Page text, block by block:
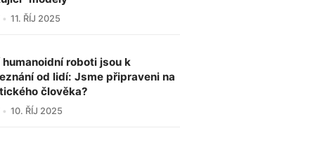
11. ŘÍJ 2025
humanoidní roboti jsou k
od lidí: Jsme připraveni na
člověka?
10. ŘÍJ 2025